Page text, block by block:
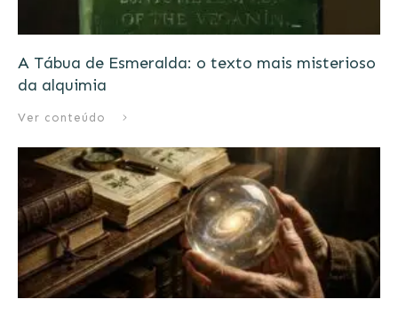
A Tábua de Esmeralda: o texto mais misterioso
da alquimia
Ver conteúdo